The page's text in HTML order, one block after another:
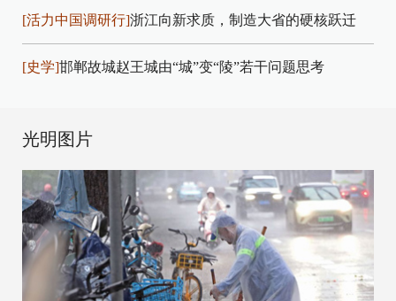
[活力中国调研行]浙江向新求质，制造大省的硬核跃迁
[史学]邯郸故城赵王城由“城”变“陵”若干问题思考
光明图片